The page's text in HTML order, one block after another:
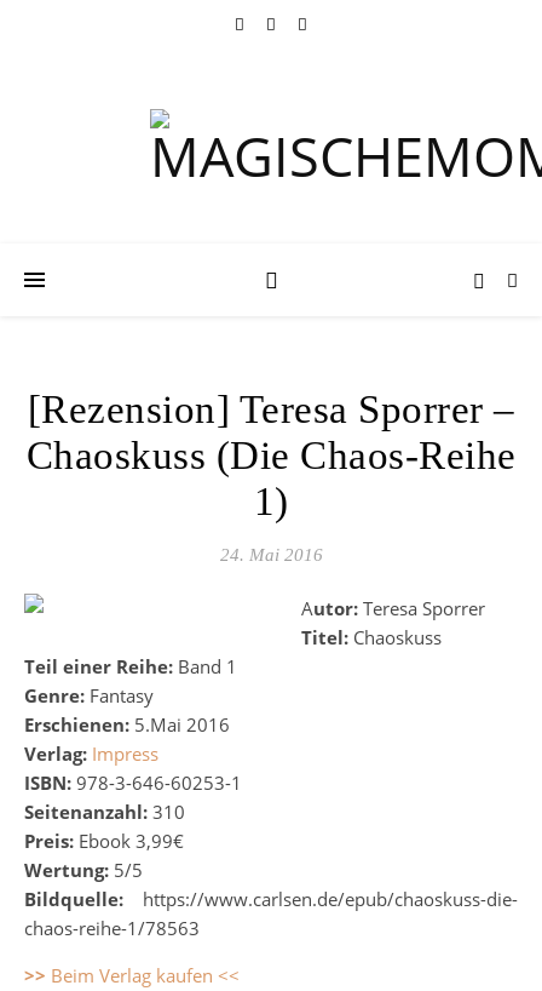
[Rezension] Teresa Sporrer –
Chaoskuss (Die Chaos-Reihe
1)
24. Mai 2016
Autor: Teresa Sporrer
Titel: Chaoskuss
Teil einer Reihe: Band 1
Genre: Fantasy
Erschienen: 5.Mai 2016
Verlag: Impress
ISBN: 978-3-646-60253-1
Seitenanzahl: 310
Preis: Ebook 3,99€
Wertung: 5/5
Bildquelle: https://www.carlsen.de/epub/chaoskuss-die-
chaos-reihe-1/78563
>> Beim Verlag kaufen <<